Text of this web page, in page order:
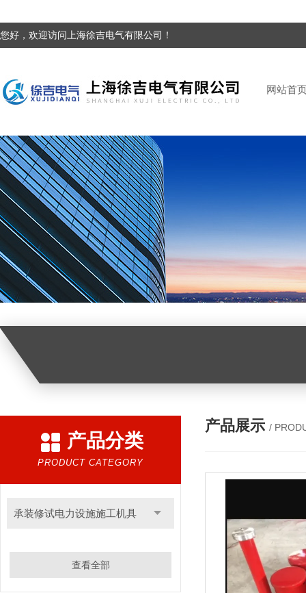
您好，欢迎访问上海徐吉电气有限公司！
网站首
产品展示 /
产品分类
PRODUCT CATEGORY
承装修试电力设施施工机具
查看全部